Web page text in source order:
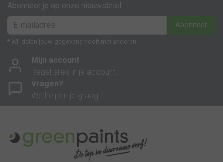
Abonneer je op onze nieuwsbrief
Abonneer
* Wij delen jouw gegevens nooit met anderen.
Mijn account
Regel alles in je account.
Vragen?
We helpen je graag.